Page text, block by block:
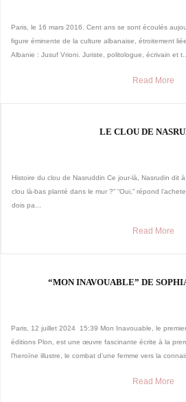
Paris, le 16 mars 2016. Cent ans se sont écoulés
figure éminente de la culture albanaise, étroitement
Albanie : Jusuf Vrioni. Juriste, politologue, écrivain et t...
Read More
LE CLOU DE
Histoire du clou de Nasruddin Ce jour-là, Nasrudin dit
clou là-bas planté dans le mur ?” “Oui,” répond
dois pa...
Read More
“MON INAVOUABLE” DE
Paris, 12 juillet 2024 15:39 Mon Inavouable, le
éditions Plon, est une œuvre fascinante écrite à la
l’heroïne illustre, le combat d’une femme vers la
Read More